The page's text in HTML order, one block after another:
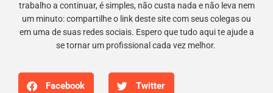
trabalho a continuar, é simples, não custa nada e não leva nem
um minuto: compartilhe o link deste site com seus colegas ou
em uma de suas redes sociais. Espero que tudo aqui te ajude a
se tornar um profissional cada vez melhor.
Facebook Twitter